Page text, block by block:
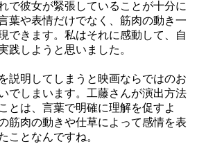
で彼女が緊張していることが十分に
葉や表情だけでなく、筋肉の動き一
できます。私はそれに感動して、自
践しようと思いました。
説明してしまうと映画ならではのお
でしまいます。工藤さんが演出方法
とは、言葉で明確に理解を促すよ
筋肉の動きや仕草によって感情を表
ことなんですね。